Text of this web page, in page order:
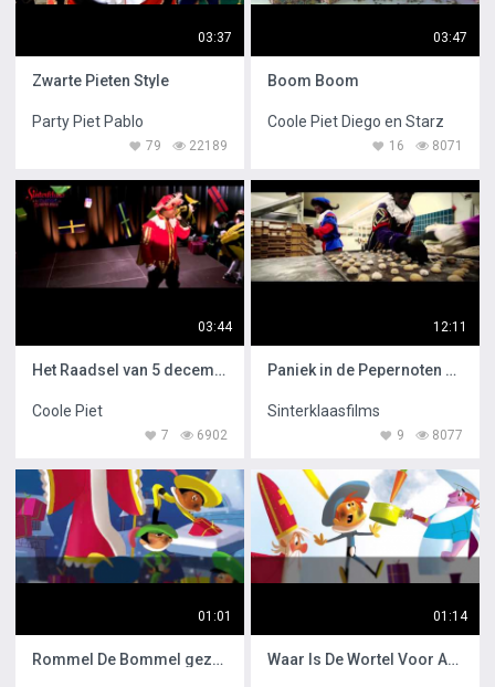
03:37
Zwarte Pieten Style
Party Piet Pablo
22189
79
03:47
Boom Boom
Coole Piet Diego en Starz
8071
16
03:44
Het Raadsel van 5 december
Coole Piet
6902
7
12:11
Paniek in de Pepernoten Fabriek
Sinterklaasfilms
8077
9
01:01
Rommel De Bommel gezongen door Maan
01:14
Waar Is De Wortel Voor Amerigo gezongen door Maan